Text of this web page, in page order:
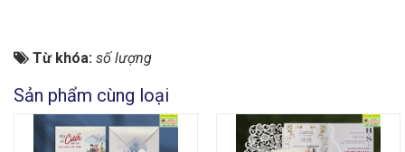
Từ khóa: số lượng
Sản phẩm cùng loại